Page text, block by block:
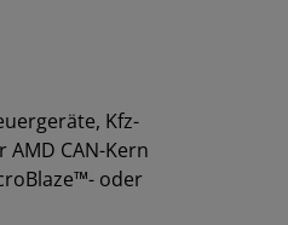
Kfz-
CAN-Kern
oder